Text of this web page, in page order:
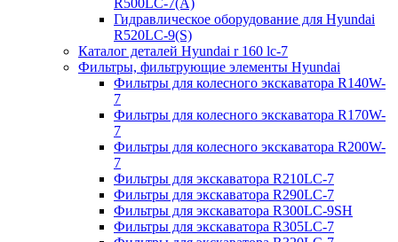
R500LC-7(A)
Гидравлическое оборудование для Hyundai
R520LC-9(S)
Каталог деталей Hyundai r 160 lc-7
Фильтры, фильтрующие элементы Hyundai
Фильтры для колесного экскаватора R140W-
7
Фильтры для колесного экскаватора R170W-
7
Фильтры для колесного экскаватора R200W-
7
Фильтры для экскаватора R210LC-7
Фильтры для экскаватора R290LC-7
Фильтры для экскаватора R300LC-9SH
Фильтры для экскаватора R305LC-7